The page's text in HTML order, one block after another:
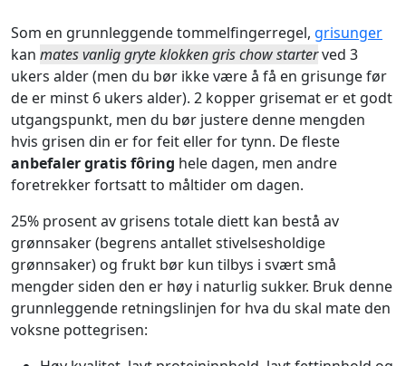
Som en grunnleggende tommelfingerregel, grisunger
kan mates vanlig gryte klokken gris chow starterved 3
ukers alder (men du bør ikke være å få en grisunge før
de er minst 6 ukers alder). 2 kopper grisemat er et godt
utgangspunkt, men du bør justere denne mengden
hvis grisen din er for feit eller for tynn. De fleste
anbefaler gratis fôring hele dagen, men andre
foretrekker fortsatt to måltider om dagen.
25% prosent av grisens totale diett kan bestå av
grønnsaker (begrens antallet stivelsesholdige
grønnsaker) og frukt bør kun tilbys i svært små
mengder siden den er høy i naturlig sukker. Bruk denne
grunnleggende retningslinjen for hva du skal mate den
voksne pottegrisen: